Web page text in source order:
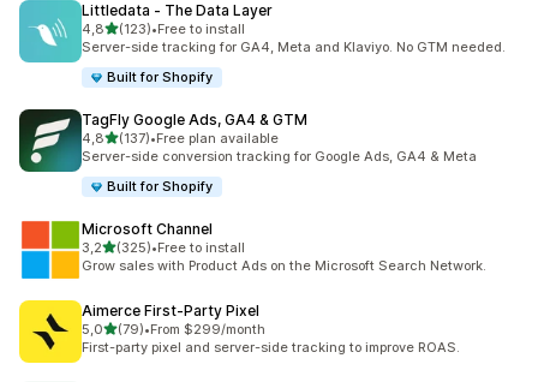
Littledata ‑ The Data Layer
4,8de 5 estrelas
(123)
123 total de avaliações
•Free to install
Server-side tracking for GA4, Meta and Klaviyo. No GTM needed.
Built for Shopify
TagFly Google Ads, GA4 & GTM
4,8de 5 estrelas
(137)
137 total de avaliações
•Free plan available
Server-side conversion tracking for Google Ads, GA4 & Meta
Built for Shopify
Microsoft Channel
3,2de 5 estrelas
(325)
325 total de avaliações
•Free to install
Grow sales with Product Ads on the Microsoft Search Network.
Aimerce First‑Party Pixel
5,0de 5 estrelas
(79)
79 total de avaliações
•From $299/month
First-party pixel and server-side tracking to improve ROAS.